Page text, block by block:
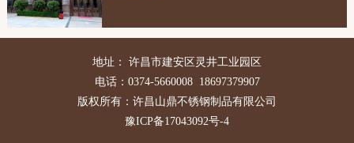
地址： 许昌市建安区灵井工业园区
电话：0374-5660008 18697379907
版权所有：许昌山鼎不锈钢制品有限公司
豫ICP备17043092号-4